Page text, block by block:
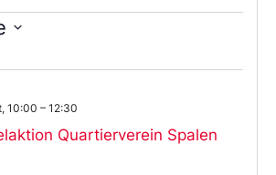
Quartierverein Spalen
10:00 – 12:30